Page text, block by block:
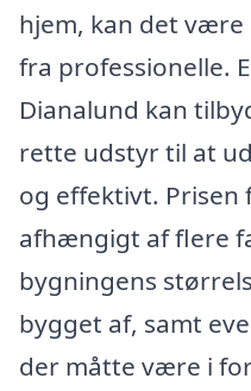
hjem, kan det
fra professionelle.
Dianalund kan
rette udstyr til at
og effektivt.
afhængigt af flere
bygningens
bygget af, samt
der måtte være i